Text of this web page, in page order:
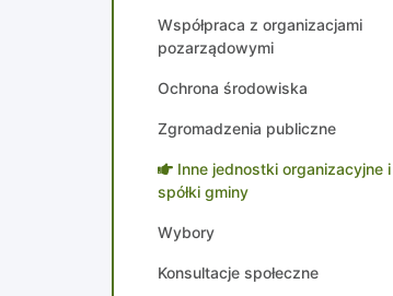
Współpraca z organizacjami
pozarządowymi
Ochrona środowiska
Zgromadzenia publiczne
Inne jednostki organizacyjne i
spółki gminy
Wybory
Konsultacje społeczne